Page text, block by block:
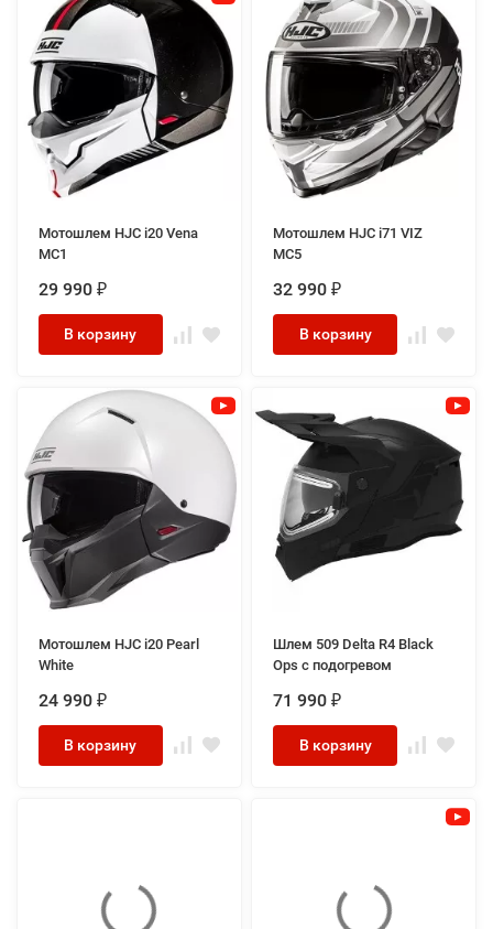
Мотошлем HJC i20 Vena
MC1
29 990 ₽
В корзину
Мотошлем HJC i71 VIZ
MC5
32 990 ₽
В корзину
Мотошлем HJC i20 Pearl
White
24 990 ₽
В корзину
Шлем 509 Delta R4 Black
Ops с подогревом
71 990 ₽
В корзину